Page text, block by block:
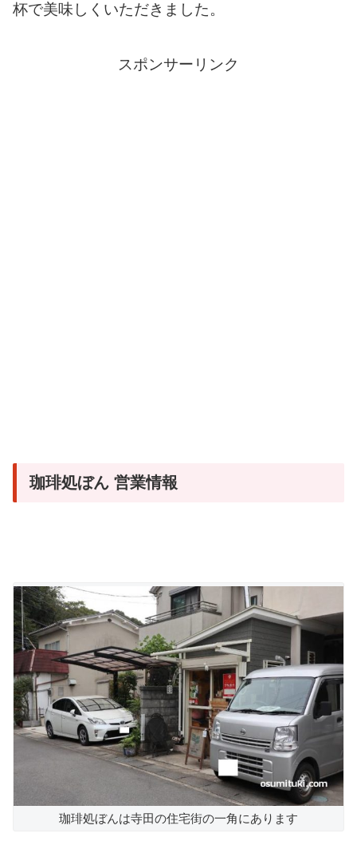
杯で美味しくいただきました。
スポンサーリンク
珈琲処ぼん 営業情報
珈琲処ぼんは寺田の住宅街の一角にあります